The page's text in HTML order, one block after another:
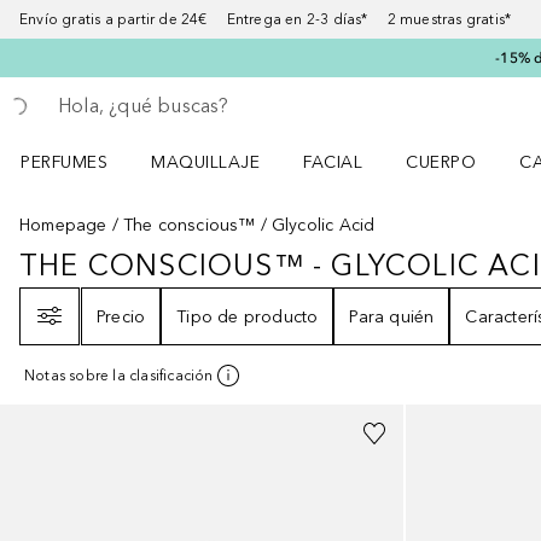
Envío gratis a partir de 24€ Entrega en 2-3 días* 2 muestras gratis*
-15%
Regresar
Ejecutar búsqueda
PERFUMES
MAQUILLAJE
FACIAL
CUERPO
Homepage
The conscious™ Glycolic Acid
THE CONSCIOUS™ - GLYCOLIC
THE CONSCIOUS™ - GLYCOLIC
Precio
Tipo de producto Para quién
Notas sobre la clasificación